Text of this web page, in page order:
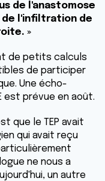
de l'anastomose
de l'infiltration de
»
de petits calculs
de participer
Une écho-
est prévue en août.
que le TEP avait
qui avait reçu
ne nous a
un autre